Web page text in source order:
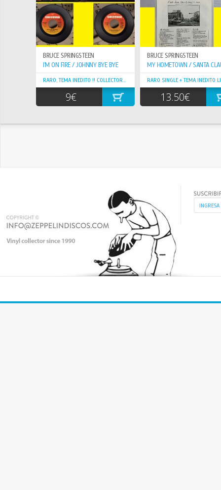
BRUCE SPRINGSTEEN
I'M ON FIRE / JOHNNY BYE BYE
RARO, TEMA INEDITO !! COLLECTORS !!!
9€
BRUCE SPRINGSTEEN
RARO SINGLE + TEMA INEDITO
13.50€